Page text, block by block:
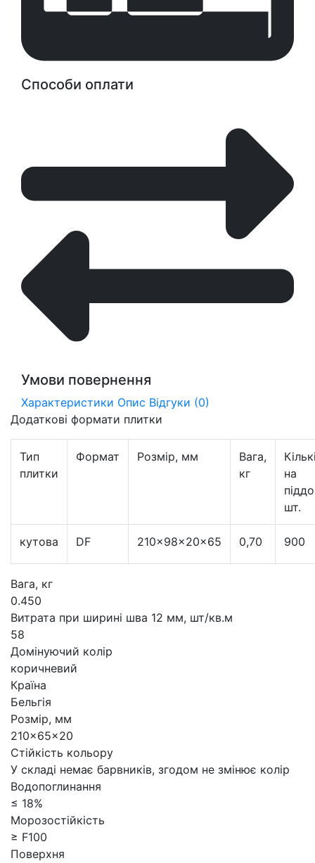
Способи оплати
Умови повернення
Характеристики Опис Відгуки (0)
Додаткові формати плитки
Тип
плитки
Формат Розмір, мм
Вага,
кг
на
шт.
кутова DF 210x98x20x65 0,70 900
Вага, кг
0.450
Витрата при ширині шва 12 мм, шт/кв.м
58
Домінуючий колір
коричневий
Країна
Бельгія
Розмір, мм
210×65×20
Стійкість кольору
У складі немає барвників, згодом не змінює колір
Водопоглинання
≤ 18%
Морозостійкість
≥ F100
Поверхня